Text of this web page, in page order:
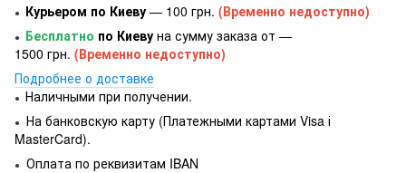
● Курьером по Киеву — 100 грн. (Временно недоступно)
● Бесплатно по Киеву на сумму заказа от —
1500 грн. (Временно недоступно)
Подробнее о доставке
● Наличными при получении.
● На банковскую карту (Платежными картами Visa і
MasterCard).
● Оплата по реквизитам IBAN